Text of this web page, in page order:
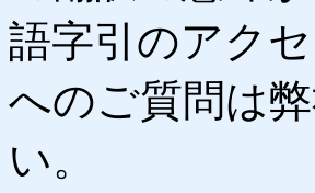
語字引のアク
へのご質問は
い。